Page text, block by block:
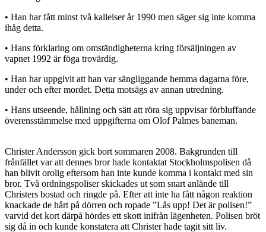
• Han har fått minst två kallelser år 1990 men säger sig inte komma
ihåg detta.
• Hans förklaring om omständigheterna kring försäljningen av
vapnet 1992 är föga trovärdig.
• Han har uppgivit att han var sängliggande hemma dagarna före,
under och efter mordet. Detta motsägs av annan utredning.
• Hans utseende, hållning och sätt att röra sig uppvisar förbluffande
överensstämmelse med uppgifterna om Olof Palmes baneman.
Christer Andersson gick bort sommaren 2008. Bakgrunden till
frånfället var att dennes bror hade kontaktat Stockholmspolisen då
han blivit orolig eftersom han inte kunde komma i kontakt med sin
bror. Två ordningspoliser skickades ut som snart anlände till
Christers bostad och ringde på. Efter att inte ha fått någon reaktion
knackade de hårt på dörren och ropade ”Lås upp! Det är polisen!”
varvid det kort därpå hördes ett skott inifrån lägenheten. Polisen bröt
sig då in och kunde konstatera att Christer hade tagit sitt liv.